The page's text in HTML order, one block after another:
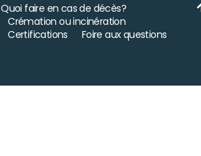
Quoi faire en cas de décès?
Crémation ou incinération
Certifications
Foire aux questions